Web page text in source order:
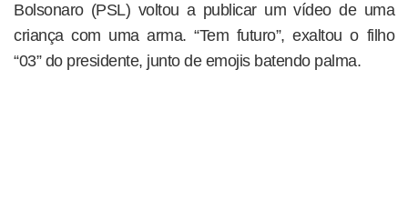
Bolsonaro (PSL) voltou a publicar um vídeo de uma
criança com uma arma. “Tem futuro”, exaltou o filho
“03” do presidente, junto de emojis batendo palma.